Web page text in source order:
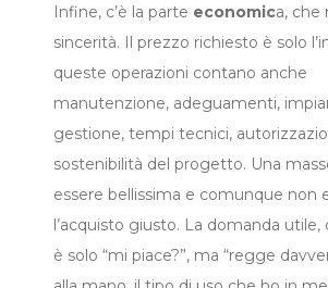
Infine, c’è la parte economica, che
sincerità. Il prezzo richiesto è solo
queste operazioni contano anche
manutenzione, adeguamenti,
gestione, tempi tecnici,
sostenibilità del progetto. Una
essere bellissima e comunque non
l’acquisto giusto. La domanda utile,
è solo “mi piace?”, ma “regge